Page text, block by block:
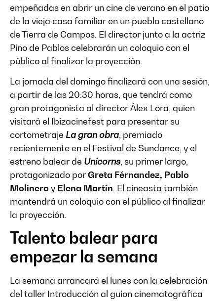
empeñadas en abrir un cine de verano en el patio
de la vieja casa familiar en un pueblo castellano
de Tierra de Campos. El director junto a la actriz
Pino de Pablos celebrarán un coloquio con el
público al finalizar la proyección.
La jornada del domingo finalizará con una sesión,
a partir de las 20:30 horas, que tendrá como
gran protagonista al director Àlex Lora, quien
visitará el Ibizacinefest para presentar su
cortometraje La gran obra, premiado
recientemente en el Festival de Sundance, y el
estreno balear de Unicorns, su primer largo,
protagonizado porGreta Férnandez, Pablo
Molinero y Elena Martín. El cineasta también
mantendrá un coloquio con el público al finalizar
la proyección.
Talento balear para
empezar la semana
La semana arrancará el lunes con la celebración
del taller Introducción al guion cinematográfica